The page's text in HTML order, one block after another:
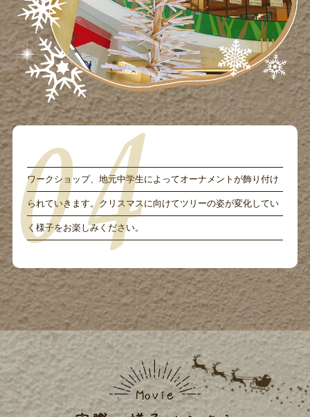
ワークショップ、地元中学生によってオーナメントが飾り付け
られていきます。クリスマスに向けてツリーの姿が変化してい
く様子をお楽しみください。